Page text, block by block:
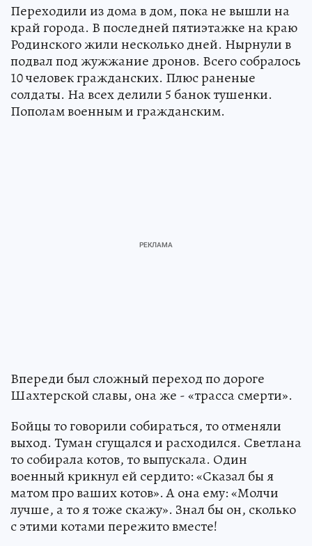
Переходили из дома в дом, пока не вышли на
край города. В последней пятиэтажке на краю
Родинского жили несколько дней. Нырнули в
подвал под жужжание дронов. Всего собралось
10 человек гражданских. Плюс раненые
солдаты. На всех делили 5 банок тушенки.
Пополам военным и гражданским.
Впереди был сложный переход по дороге
Шахтерской славы, она же - «трасса смерти».
Бойцы то говорили собираться, то отменяли
выход. Туман сгущался и расходился. Светлана
то собирала котов, то выпускала. Один
военный крикнул ей сердито: «Сказал бы я
матом про ваших котов». А она ему: «Молчи
лучше, а то я тоже скажу». Знал бы он, сколько
с этими котами пережито вместе!